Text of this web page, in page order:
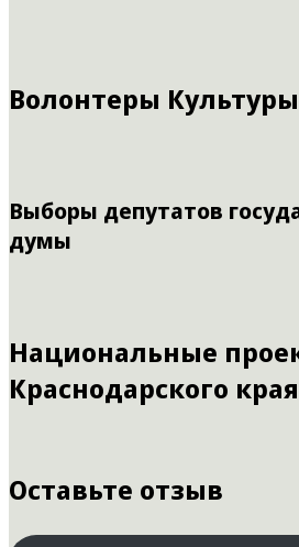
Волонтеры Культуры
Выборы депутатов
думы
Национальные
Краснодарского края
Оставьте отзыв